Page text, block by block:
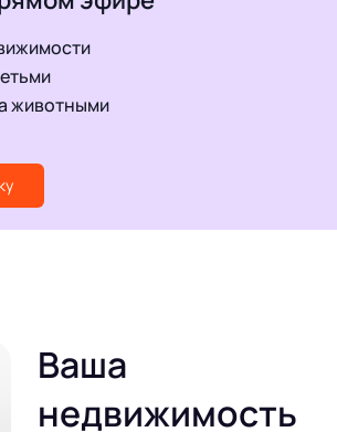
животными
Ваша
недвижимость